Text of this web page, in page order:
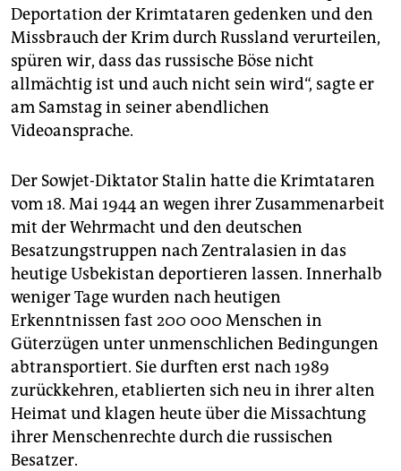
Deportation der Krimtataren gedenken und den
Missbrauch der Krim durch Russland verurteilen,
spüren wir, dass das russische Böse nicht
allmächtig ist und auch nicht sein wird“, sagte er
am Samstag in seiner abendlichen
Videoansprache.
Der Sowjet-Diktator Stalin hatte die Krimtataren
vom 18. Mai 1944 an wegen ihrer Zusammenarbeit
mit der Wehrmacht und den deutschen
Besatzungstruppen nach Zentralasien in das
heutige Usbekistan deportieren lassen. Innerhalb
weniger Tage wurden nach heutigen
Erkenntnissen fast 200 000 Menschen in
Güterzügen unter unmenschlichen Bedingungen
abtransportiert. Sie durften erst nach 1989
zurückkehren, etablierten sich neu in ihrer alten
Heimat und klagen heute über die Missachtung
ihrer Menschenrechte durch die russischen
Besatzer.